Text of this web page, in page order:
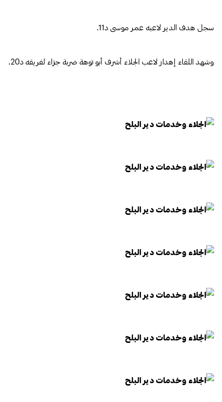
سجل هدف الدير لاعبه عمر موسى د11.
وشهد اللقاء إهدار لاعب الجلاء أشرف أبو توهة ضربة جزاء لفريقه د20.